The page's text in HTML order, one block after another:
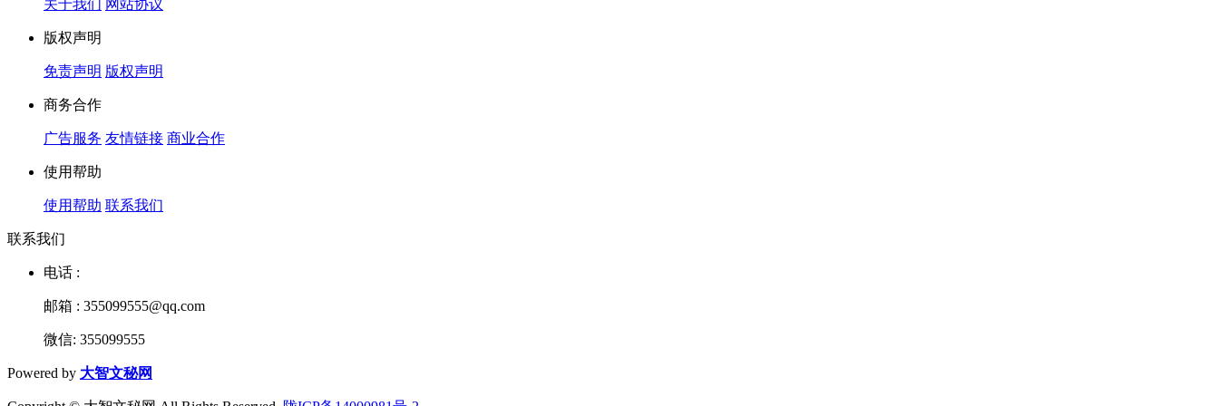
关于我们 网站协议
版权声明
免责声明 版权声明
商务合作
广告服务 友情链接 商业合作
使用帮助
使用帮助 联系我们
联系我们
电话 :
邮箱 : 355099555@qq.com
微信: 355099555
Powered by 大智文秘网